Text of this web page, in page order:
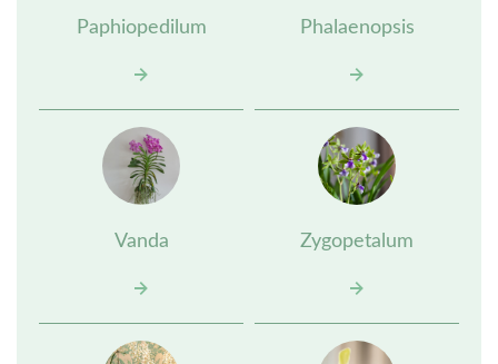
Paphiopedilum Phalaenopsis
Vanda Zygopetalum